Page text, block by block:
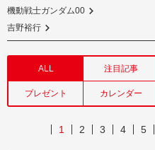
機動戦士ガンダム00
吉野裕行
ALL 注目記事
プレゼント カレンダー
1 2 3 4 5